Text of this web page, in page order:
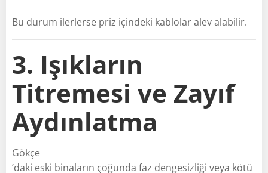
Bu durum ilerlerse priz içindeki kablolar alev alabilir.
3. Işıkların
Titremesi ve Zayıf
Aydınlatma
Gökçe
’daki eski binaların çoğunda faz dengesizliği veya kötü